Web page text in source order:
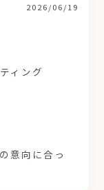
2026/06/19
ィング
意向に合っ